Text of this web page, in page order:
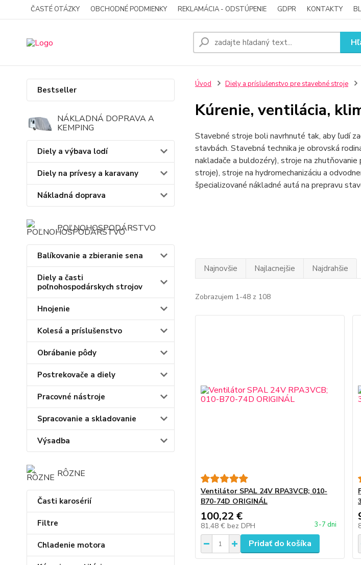
ČASTÉ OTÁZKY OBCHODNÉ PODMIENKY REKLAMÁCIA - ODSTÚPENIE GDPR KONTAKTY
Bestseller
NÁKLADNÁ DOPRAVA A
KEMPING
Diely a výbava lodí
Diely na prívesy a karavany
Nákladná doprava
POĽNOHOSPODÁRSTVO
Balíkovanie a zbieranie sena
Diely a časti
poľnohospodárskych strojov
Hnojenie
Kolesá a príslušenstvo
Obrábanie pôdy
Postrekovače a diely
Pracovné nástroje
Spracovanie a skladovanie
Výsadba
RÔZNE
Časti karosérií
Filtre
Chladenie motora
Úvod Diely a príslušenstvo pre stavebné stroje
Kúrenie, ventilácia,
Stavebné stroje boli navrhnuté tak, aby ľudí
stavbách. Stavebná technika je obrovská
nakladače a buldozéry), stroje na
stroje), stroje na hydromechanizáciu a
špecializované nákladné autá na prepravu
Najnovšie Najlacnejšie Najdrahšie
Zobrazujem 1-48 z 108
Ventilátor SPAL 24V RPA3VCB; 010-
B70-74D ORIGINÁL
100,22 €
81,48 € bez DPH 3-7 dni
Pridať do košíka